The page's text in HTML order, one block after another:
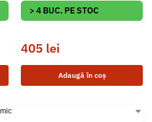
> 4 BUC. PE STOC
405 lei
Adaugă în coș